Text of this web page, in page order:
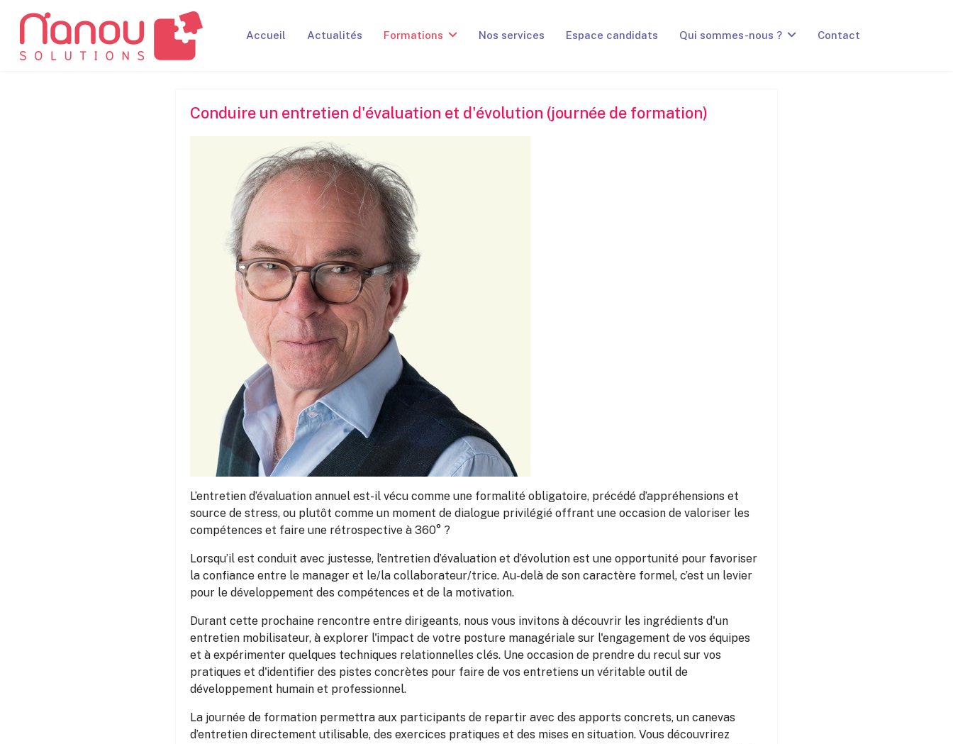
Accueil Actualités Formations Nos services Espace candidats Qui sommes-nous ? Contact
Conduire un entretien d'évaluation et d'évolution (journée de formation)
L’entretien d’évaluation annuel est-il vécu comme une formalité obligatoire, précédé d’appréhensions et
source de stress, ou plutôt comme un moment de dialogue privilégié offrant une occasion de valoriser les
compétences et faire une rétrospective à 360° ?
Lorsqu’il est conduit avec justesse, l’entretien d’évaluation et d’évolution est une opportunité pour favoriser
la confiance entre le manager et le/la collaborateur/trice. Au-delà de son caractère formel, c’est un levier
pour le développement des compétences et de la motivation.
Durant cette prochaine rencontre entre dirigeants, nous vous invitons à découvrir les ingrédients d'un
entretien mobilisateur, à explorer l'impact de votre posture managériale sur l'engagement de vos équipes
et à expérimenter quelques techniques relationnelles clés. Une occasion de prendre du recul sur vos
pratiques et d'identifier des pistes concrètes pour faire de vos entretiens un véritable outil de
développement humain et professionnel.
La journée de formation permettra aux participants de repartir avec des apports concrets, un canevas
d’entretien directement utilisable, des exercices pratiques et des mises en situation. Vous découvrirez